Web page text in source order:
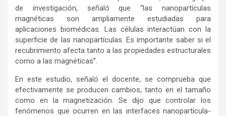
de investigación, señaló que “las nanopartículas
magnéticas son ampliamente estudiadas para
aplicaciones biomédicas. Las células interactúan con la
superficie de las nanopartículas. Es importante saber si el
recubrimiento afecta tanto a las propiedades estructurales
como a las magnéticas”.
En este estudio, señaló el docente, se comprueba que
efectivamente se producen cambios, tanto en el tamaño
como en la magnetización. Se dijo que controlar los
fenómenos que ocurren en las interfaces nanopartícula-